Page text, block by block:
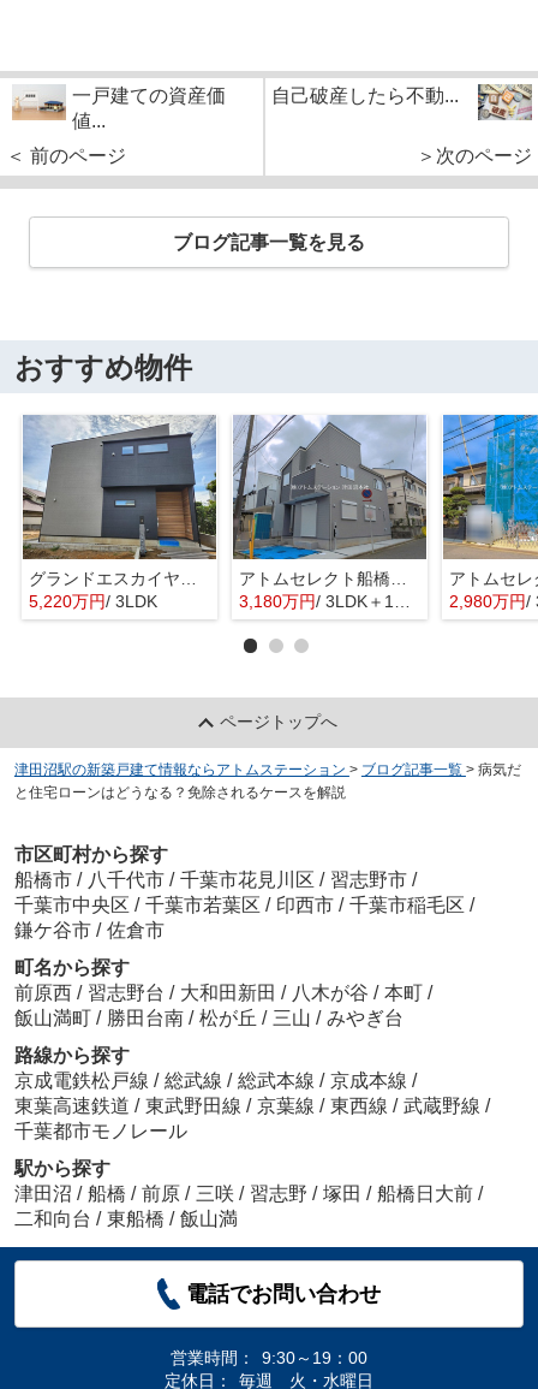
一戸建ての資産価
値...
＜ 前のページ
自己破産したら不動...
＞次のページ
ブログ記事一覧を見る
おすすめ物件
5,220万円/ 3LDK
3,180万円/ 3LDK＋1S(納戸) 2,980万円/
ページトップへ
津田沼駅の新築戸建て情報ならアトムステーション > ブログ記事一覧 > 病気だ
と住宅ローンはどうなる？免除されるケースを解説
市区町村から探す
船橋市 / 八千代市 / 千葉市花見川区 / 習志野市 /
千葉市中央区 / 千葉市若葉区 / 印西市 / 千葉市稲毛区 /
鎌ケ谷市 / 佐倉市
町名から探す
前原西 / 習志野台 / 大和田新田 / 八木が谷 / 本町 /
飯山満町 / 勝田台南 / 松が丘 / 三山 / みやぎ台
路線から探す
京成電鉄松戸線 / 総武線 / 総武本線 / 京成本線 /
東葉高速鉄道 / 東武野田線 / 京葉線 / 東西線 / 武蔵野線 /
千葉都市モノレール
駅から探す
津田沼 / 船橋 / 前原 / 三咲 / 習志野 / 塚田 / 船橋日大前 /
二和向台 / 東船橋 / 飯山満
電話でお問い合わせ
営業時間：
9:30～19：00
定休日：
毎週 火・水曜日